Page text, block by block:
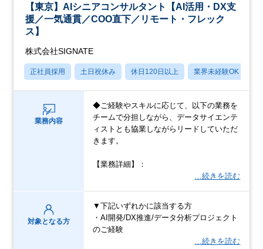
【東京】AIシニアコンサルタント【AI活用・DX支
援／一気通貫／COO直下／リモート・フレック
ス】
株式会社SIGNATE
正社員採用 土日祝休み 休日120日以上 業界未経験OK
業務内容
◆ご経験やスキルに応じて、以下の業務を
チームで分担しながら、データサイエンテ
ィストとも協業しながらリードしていただ
きます。
【業務詳細】：
…続きを読む
対象となる方
▼下記いずれかに該当する方
・AI開発/DX推進/データ分析プロジェクト
のご経験
…続きを読む